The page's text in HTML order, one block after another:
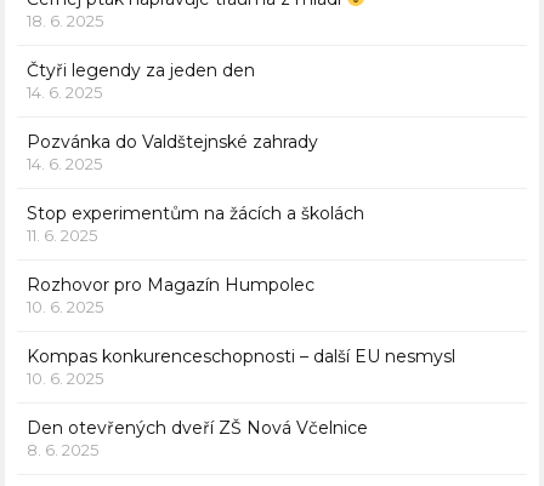
18. 6. 2025
Čtyři legendy za jeden den
14. 6. 2025
Pozvánka do Valdštejnské zahrady
14. 6. 2025
Stop experimentům na žácích a školách
11. 6. 2025
Rozhovor pro Magazín Humpolec
10. 6. 2025
Kompas konkurenceschopnosti – další EU nesmysl
10. 6. 2025
Den otevřených dveří ZŠ Nová Včelnice
8. 6. 2025